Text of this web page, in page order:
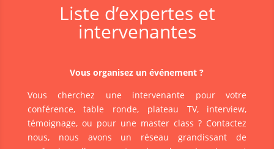
Liste d’expertes et
intervenantes
Vous organisez un événement ?
Vous cherchez une intervenante pour votre
conférence, table ronde, plateau TV, interview,
témoignage, ou pour une master class ? Contactez
nous, nous avons un réseau grandissant de